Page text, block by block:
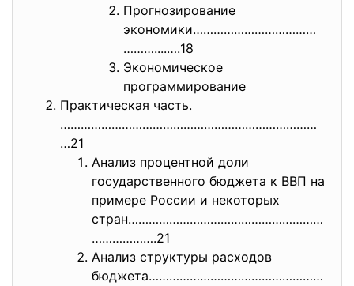
Прогнозирование
экономики………………………………
………....….18
Экономическое
программирование
Практическая часть.
…………………………………………………………………
…21
Анализ процентной доли
государственного бюджета к ВВП на
примере России и некоторых
стран…………………………………………………
……………….21
Анализ структуры расходов
бюджета……………………………………………